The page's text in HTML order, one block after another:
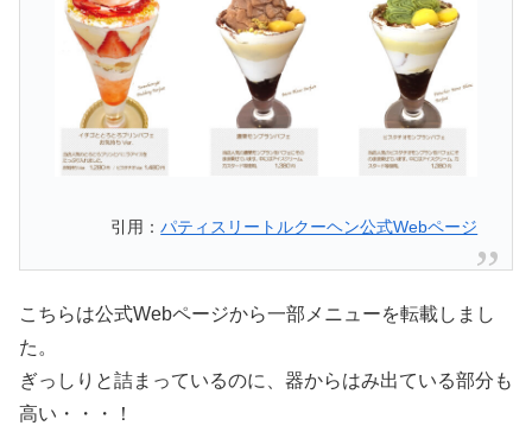
引用：パティスリートルクーヘン公式Webページ
こちらは公式Webページから一部メニューを転載しまし
た。
ぎっしりと詰まっているのに、器からはみ出ている部分も
高い・・・！